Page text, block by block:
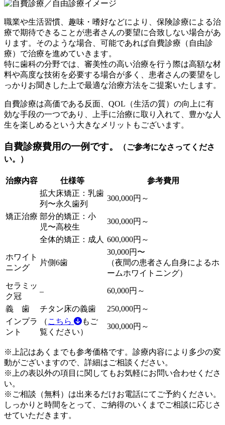
職業や生活習慣、趣味・嗜好などにより、保険診療による治
療で期待できることが患者さんの要望に合致しない場合があ
ります。そのような場合、可能であれば自費診療（自由診
療）で治療を進めていきます。
特に歯科の分野では、審美性の高い治療を行う際は高額な材
料や高度な技術を必要する場合が多く、患者さんの要望をし
っかりお聞きした上で最適な治療方法をご提案いたします。
自費診療は高価である反面、QOL（生活の質）の向上に有
効な手段の一つであり、上手に治療に取り入れて、豊かな人
生を楽しめるという大きなメリットもございます。
自費診療費用の一例です。
（ご参考になさってくださ
い。）
治療内容 仕様等 参考費用
矯正治療
拡大床矯正：乳歯
列〜永久歯列
300,000円～
部分的矯正：小
児〜高校生
300,000円～
全体的矯正：成人 600,000円～
ホワイト
ニング
片側6歯
30,000円〜
（夜間の患者さん自身によるホ
ームホワイトニング）
セラミッ
ク冠
– 60,000円～
義 歯 チタン床の義歯
250,000円～
インプラ
ント
（ こちら
もご
覧ください）
300,000円～
※上記はあくまでも参考価格です。診療内容により多少の変
動がございますので、詳細はご相談ください。
※上の表以外の項目に関してもお気軽にお問い合わせくださ
い。
※ご相談（無料）は出来るだけお電話にてご予約ください。
しっかりと時間をとって、ご納得のいくまでご相談に応じさ
せていただきます。